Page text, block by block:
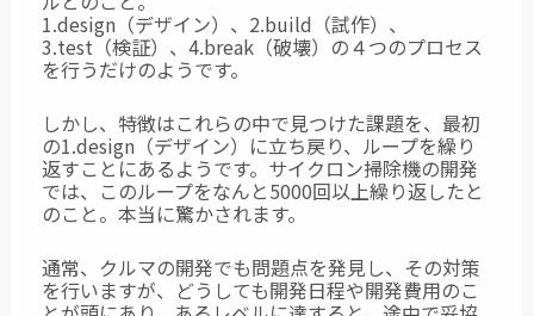
1.design（デザイン）、2.build（試作）、
3.test（検証）、4.break（破壊）の４つのプロセス
を行うだけのようです。
しかし、特徴はこれらの中で見つけた課題を、最初
の1.design（デザイン）に立ち戻り、ループを繰り
返すことにあるようです。サイクロン掃除機の開発
では、このループをなんと5000回以上繰り返したと
のこと。本当に驚かされます。
通常、クルマの開発でも問題点を発見し、その対策
を行いますが、どうしても開発日程や開発費用のこ